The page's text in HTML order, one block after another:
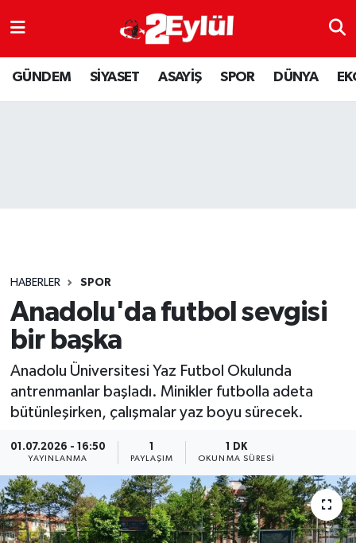
GÜNDEM SİYASET ASAYİŞ SPOR DÜNYA
HABERLER SPOR
Anadolu'da futbol sevgisi
bir başka
Anadolu Üniversitesi Yaz Futbol Okulunda
antrenmanlar başladı. Minikler futbolla adeta
bütünleşirken, çalışmalar yaz boyu sürecek.
01.07.2026 - 16:50
YAYINLANMA PAYLAŞIM
1 DK
OKUNMA SÜRESI
ASAYİŞ
DÜNYA
SPOR
YAŞAM
Nöbetçi Eczaneler
Hava Durumu
Son Dakika Haberleri
Haber Arşivi